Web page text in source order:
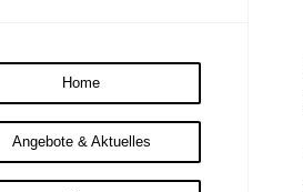
Home
Angebote & Aktuelles